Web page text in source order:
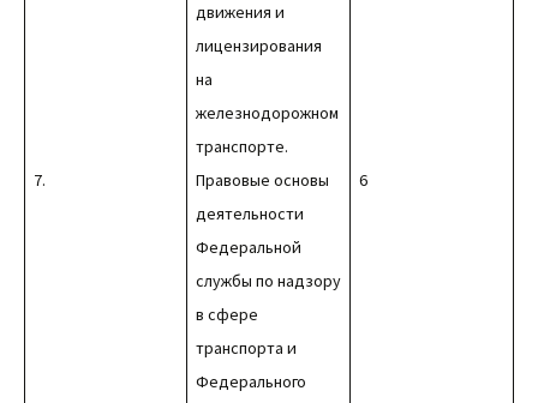
7.
движения и
лицензирования
на
железнодорожном
транспорте.
Правовые основы
деятельности
Федеральной
службы по надзору
в сфере
транспорта и
Федерального
6